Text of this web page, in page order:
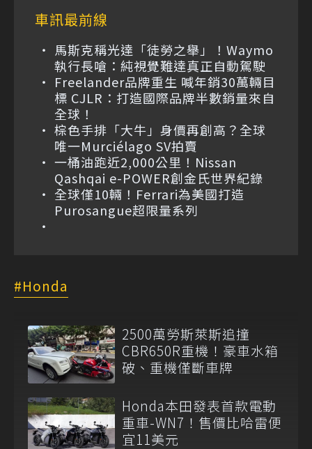
車訊最前線
馬斯克稱光達「徒勞之舉」！Waymo
執行長嗆：純視覺難達真正自動駕駛
Freelander品牌重生 喊年銷30萬輛目
標 CJLR：打造國際品牌半數銷量來自
全球！
棕色手排「大牛」身價再創高？全球
唯一Murciélago SV拍賣
一桶油跑近2,000公里！Nissan
Qashqai e-POWER創金氏世界紀錄
全球僅10輛！Ferrari為美國打造
Purosangue超限量系列
Honda
2500萬勞斯萊斯追撞
CBR650R重機！豪車水箱
破、重機僅斷車牌
Honda本田發表首款電動
重車-WN7！售價比哈雷便
宜11美元